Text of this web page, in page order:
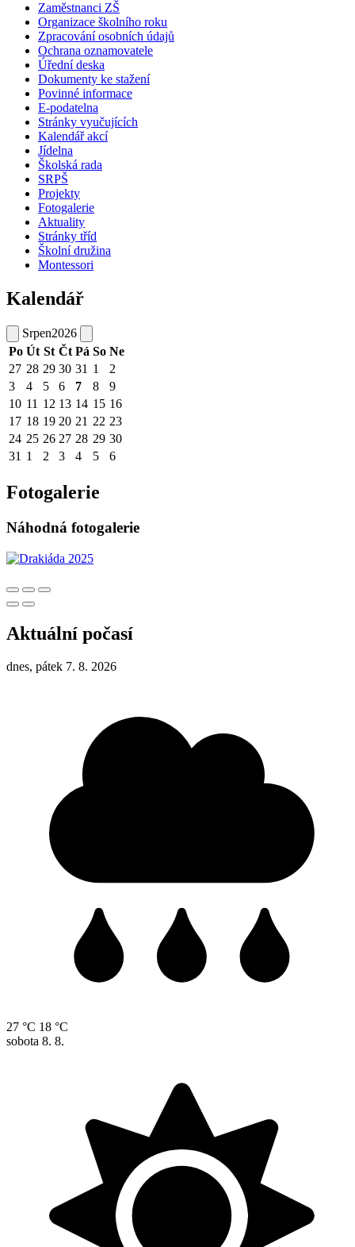
Zaměstnanci ZŠ
Organizace školního roku
Zpracování osobních údajů
Ochrana oznamovatele
Úřední deska
Dokumenty ke stažení
Povinné informace
E-podatelna
Stránky vyučujících
Kalendář akcí
Jídelna
Školská rada
SRPŠ
Projekty
Fotogalerie
Aktuality
Stránky tříd
Školní družina
Montessori
Kalendář
Srpen2026
Po Út St Čt Pá So Ne
27 28 29 30 31 1
2
3
4 5 6 7 8
9
10 11 12 13 14 15 16
17 18 19 20 21 22 23
24 25 26 27 28 29 30
31 1 2 3 4 5 6
Fotogalerie
Náhodná fotogalerie
Aktuální počasí
dnes, pátek 7. 8. 2026
27 °C 18 °C
sobota 8. 8.